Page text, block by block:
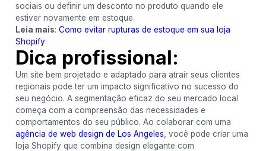
sociais ou definir um desconto no produto quando ele
estiver novamente em estoque.
Leia mais: Como evitar rupturas de estoque em sua loja
Shopify
Dica profissional:
Um site bem projetado e adaptado para atrair seus clientes
regionais pode ter um impacto significativo no sucesso do
seu negócio. A segmentação eficaz do seu mercado local
começa com a compreensão das necessidades e
comportamentos do seu público. Ao colaborar com uma
agência de web design de Los Angeles , você pode criar uma
loja Shopify que combina design elegante com